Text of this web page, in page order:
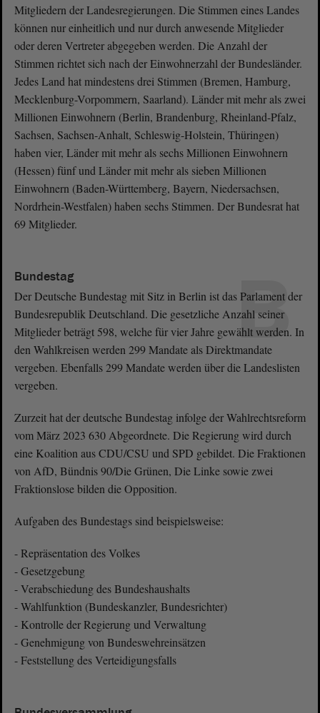
Mitgliedern der Landesregierungen. Die Stimmen eines Landes
können nur einheitlich und nur durch anwesende Mitglieder
oder deren Vertreter abgegeben werden. Die Anzahl der
Stimmen richtet sich nach der Einwohnerzahl der Bundesländer.
Jedes Land hat mindestens drei Stimmen (Bremen, Hamburg,
Mecklenburg-Vorpommern, Saarland). Länder mit mehr als zwei
Millionen Einwohnern (Berlin, Brandenburg, Rheinland-Pfalz,
Sachsen, Sachsen-Anhalt, Schleswig-Holstein, Thüringen)
haben vier, Länder mit mehr als sechs Millionen Einwohnern
(Hessen) fünf und Länder mit mehr als sieben Millionen
Einwohnern (Baden-Württemberg, Bayern, Niedersachsen,
Nordrhein-Westfalen) haben sechs Stimmen. Der Bundesrat hat
69 Mitglieder.
B
Bundestag
Der Deutsche Bundestag mit Sitz in Berlin ist das Parlament der
Bundesrepublik Deutschland. Die gesetzliche Anzahl seiner
Mitglieder beträgt 598, welche für vier Jahre gewählt werden. In
den Wahlkreisen werden 299 Mandate als Direktmandate
vergeben. Ebenfalls 299 Mandate werden über die Landeslisten
vergeben.
Zurzeit hat der deutsche Bundestag infolge der Wahlrechtsreform
vom März 2023 630 Abgeordnete. Die Regierung wird durch
eine Koalition aus CDU/CSU und SPD gebildet. Die Fraktionen
von AfD, Bündnis 90/Die Grünen, Die Linke sowie zwei
Fraktionslose bilden die Opposition.
Aufgaben des Bundestags sind beispielsweise:
- Repräsentation des Volkes
- Gesetzgebung
- Verabschiedung des Bundeshaushalts
- Wahlfunktion (Bundeskanzler, Bundesrichter)
- Kontrolle der Regierung und Verwaltung
- Genehmigung von Bundeswehreinsätzen
- Feststellung des Verteidigungsfalls